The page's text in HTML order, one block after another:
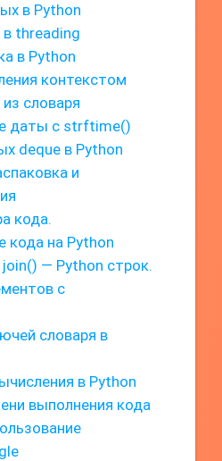
в Python
в threading
в Python
контекстом
словаря
даты с strftime()
deque в Python
и
кода.
кода на Python
— Python строк.
с
словаря в
в Python
выполнения кода